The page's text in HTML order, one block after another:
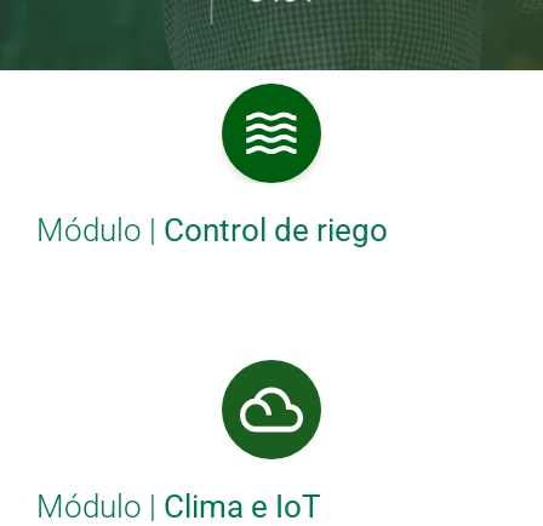
Módulo | Control de riego
Módulo | Clima e IoT